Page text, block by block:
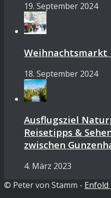
19. September 2024
Weihnachtsmarkt
18. September 2024
Ausflugsziel
Reisetipps &
zwischen
4. März 2023
© Peter von Stamm - Enfold